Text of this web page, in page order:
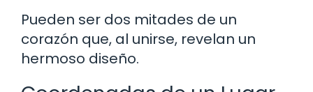
Pueden ser dos mitades de un
corazón que, al unirse, revelan un
hermoso diseño.